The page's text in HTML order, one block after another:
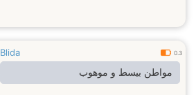
Blida 0.3
مواطن بيسط و موهوب